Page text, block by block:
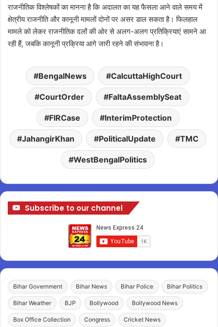
राजनीतिक विश्लेषकों का मानना है कि अदालत का यह फैसला आने वाले समय में
क्षेत्रीय राजनीति और कानूनी मामलों दोनों पर असर डाल सकता है। फिलहाल
मामले को लेकर राजनीतिक दलों की ओर से अलग-अलग प्रतिक्रियाएं सामने आ
रही हैं, जबकि कानूनी प्रक्रिया आगे जारी रहने की संभावना है।
BengalNews CalcuttaHighCourt
CourtOrder FaltaAssemblySeat
FIRCase InterimProtection
JahangirKhan PoliticalUpdate TMC
WestBengalPolitics
Subscribe to our channel
Bihar Government Bihar News Bihar Police Bihar Politics
Bihar Weather BJP Bollywood Bollywood News
Box Office Collection Congress Cricket News